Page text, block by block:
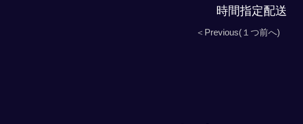
時間指定配送
＜Previous(１つ前へ)